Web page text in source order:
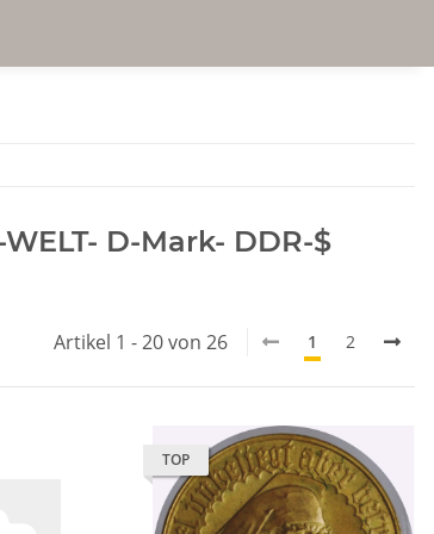
D-Mark- DDR-$
Artikel 1 - 20 von 26 1 2
TOP